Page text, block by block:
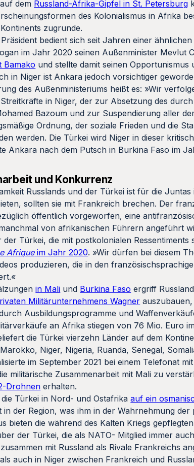
dem Russland-Afrika-Gipfel in St. Petersburg
des Kolonialismus in Afrika
zugrunde.
bedient sich seit Jahren einer
im Jahr 2020 seinen Außenminister Mevlut
Bamako und stellte damit seinen Opportunismus
in Niger ist Ankara jedoch vorsichtiger
des Außenministeriums heißt es: »Wir
in Niger, der zur Absetzung des
Bazoum und zur Suspendierung aller
Ordnung, der soziale Frieden und die
werden. Die Türkei wird Niger in dieser
Ankara nach dem Putsch in Burkina Faso im
und Konkurrenz
Russlands und der Türkei ist für die
sollten sie mit Frankreich brechen. Der
öffentlich vorgeworfen, eine
von afrikanischen Führern angeführt
der Türkei, die mit postkolonialen Ressentiments
Afriqueim Jahr 2020. »Wir dürfen bei diesem
produzieren, die in den
in Mali und Burkina Faso ergriff
Militärunternehmens Wagner
Ausbildungsprogramme und
an Afrika stiegen von 76 Mio. Euro
die Türkei vierzehn Länder auf dem
Niger, Nigeria, Ruanda, Senegal,
im September 2021 bei einem Telefonat
militärische Zusammenarbeit mit Mali zu
Drohnen erhalten.
die Türkei in Nord- und Ostafrikaauf ein
in der Region, was ihm in der Wahrnehmung
bieten die während des Kalten Kriegs
der Türkei, die als NATO- Mitglied immer
mit Russland als Rivale Frankreichs
auch in Niger zwischen Frankreich und